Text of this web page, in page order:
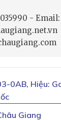
- Email:
0AB, Hiệu:
Giang